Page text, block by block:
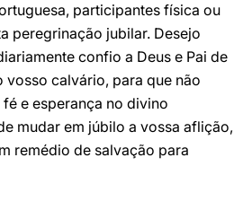
participantes física ou
peregrinação jubilar. Desejo
confio a Deus e Pai de
vosso calvário, para que não
e esperança no divino
mudar em júbilo a vossa aflição,
remédio de salvação para